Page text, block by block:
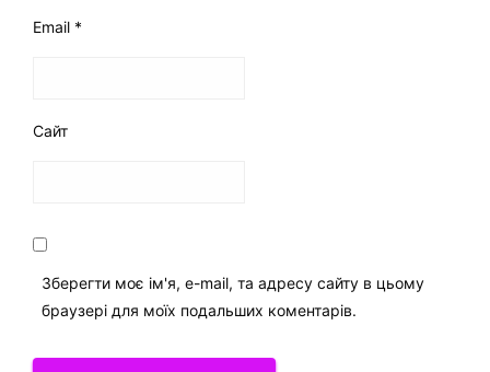
Email *
Сайт
Зберегти моє ім'я, e-mail, та адресу сайту в цьому
браузері для моїх подальших коментарів.